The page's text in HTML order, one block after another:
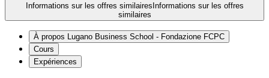
Informations sur les offres similaires Informations sur les offres
similaires
À propos Lugano Business School - Fondazione FCPC
Cours
Expériences